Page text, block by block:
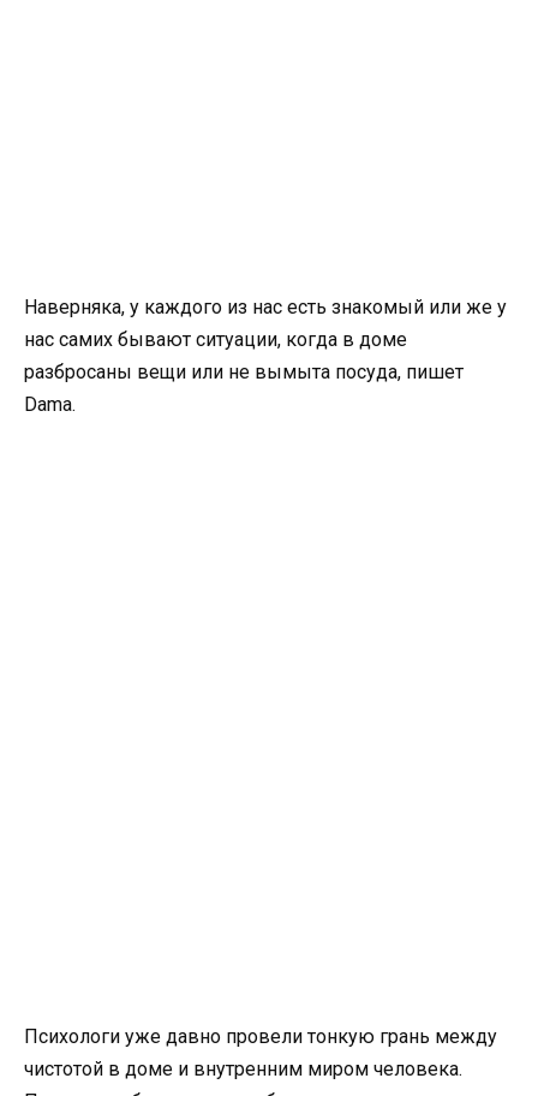
Наверняка, у каждого из нас есть знакомый или же у
нас самих бывают ситуации, когда в доме
разбросаны вещи или не вымыта посуда, пишет
Dama.
Психологи уже давно провели тонкую грань между
чистотой в доме и внутренним миром человека.